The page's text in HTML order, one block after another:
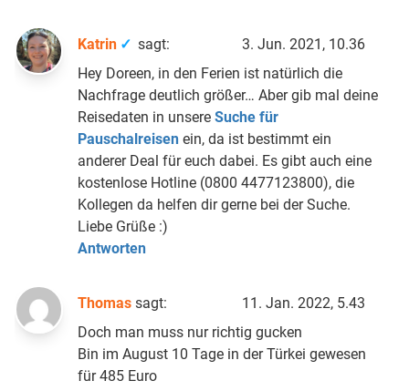
Katrin sagt:
3. Jun. 2021, 10.36
Hey Doreen, in den Ferien ist natürlich die
Nachfrage deutlich größer… Aber gib mal deine
Reisedaten in unsereSuche für
Pauschalreisen ein, da ist bestimmt ein
anderer Deal für euch dabei. Es gibt auch eine
kostenlose Hotline (0800 4477123800), die
Kollegen da helfen dir gerne bei der Suche.
Liebe Grüße :)
Antworten
Thomas sagt:
11. Jan. 2022, 5.43
Doch man muss nur richtig gucken
Bin im August 10 Tage in der Türkei gewesen
für 485 Euro